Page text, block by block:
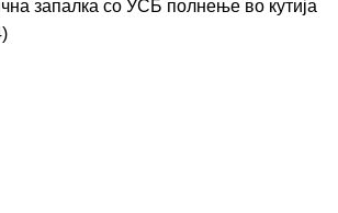
запалка со УСБ полнење во кутија